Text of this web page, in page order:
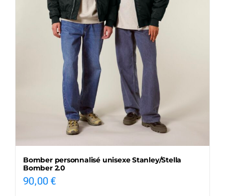
Bomber personnalisé unisexe Stanley/Stella
Bomber 2.0
90,00€